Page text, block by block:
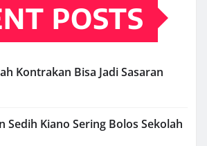
POSTS
Kontrakan Bisa Jadi Sasaran
Sedih Kiano Sering Bolos Sekolah